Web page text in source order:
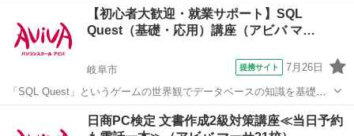
【初心者大歓迎・就業サポート】SQL
Quest（基礎・応用）講座（アビバ マ…
岐阜市 提携サイト 7月26日
「SQL Quest」というゲームの世界観でデータベースの知識を基礎か
ら学習していきます。演習課題を中心とし、難しい専門用語も身近な
言葉に置き換えて解説します。
岐阜市 その他
日商PC検定 文書作成2級対策講座≪当日予約